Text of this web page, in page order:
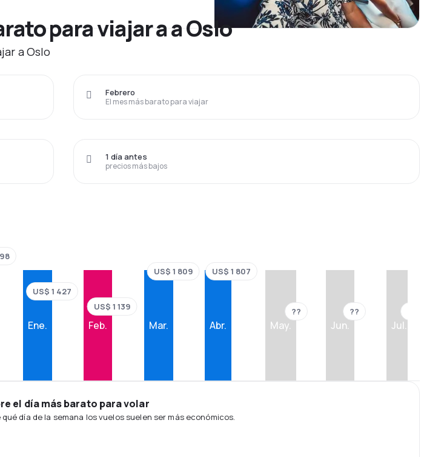
para viajar a a Oslo
a Oslo
El mes más barato para viajar
Febrero
precios más bajos
1 día antes
Ene.
US$ 1 427
Feb.
US$ 1 139
Mar.
US$ 1 809
Abr.
US$ 1 807
May.
??
Jun.
??
Jul.
el día más barato para volar
qué día de la semana los vuelos suelen ser más económicos.